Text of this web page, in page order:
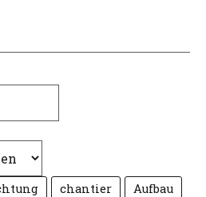
chantier
Aufbau